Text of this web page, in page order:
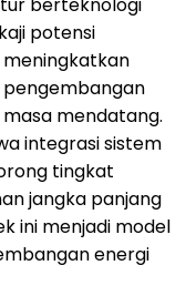
potensi
masa mendatang.
integrasi sistem
tingkat
jangka panjang
ini menjadi model
energi